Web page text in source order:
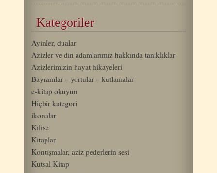
Kategoriler
Ayinler, dualar
Azizler ve din adamlarımız hakkında tanıklıklar
Azizlerimizin hayat hikayeleri
Bayramlar – yortular – kutlamalar
e-kitap okuyun
Hiçbir kategori
ikonalar
Kilise
Kitaplar
Konuşmalar, aziz pederlerin sesi
Kutsal Kitap